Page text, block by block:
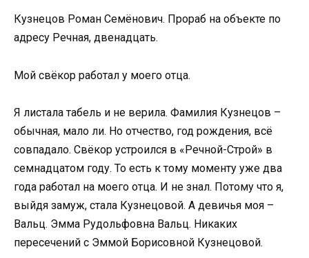
Кузнецов Роман Семёнович. Прораб на объекте по
адресу Речная, двенадцать.
Мой свёкор работал у моего отца.
Я листала табель и не верила. Фамилия Кузнецов –
обычная, мало ли. Но отчество, год рождения, всё
совпадало. Свёкор устроился в «Речной-Строй» в
семнадцатом году. То есть к тому моменту уже два
года работал на моего отца. И не знал. Потому что я,
выйдя замуж, стала Кузнецовой. А девичья моя –
Вальц. Эмма Рудольфовна Вальц. Никаких
пересечений с Эммой Борисовной Кузнецовой.